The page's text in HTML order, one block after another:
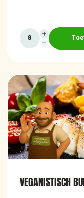
VEGANISTISCH